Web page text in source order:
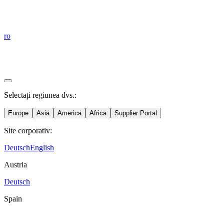
ro
Selectați regiunea dvs.:
Europe Asia America Africa Supplier Portal
Site corporativ:
DeutschEnglish
Austria
Deutsch
Spain